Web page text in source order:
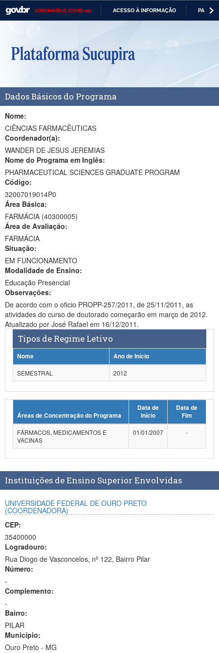
CORONAVÍRUS (COVID-19) ACESSO À INFORMAÇÃO
Casa Civil
Ministério da Defesa
Ministério da Economia
Ministério da Infraestrutura
Ministério da Educação
Ministério da Cidadania
Ministério da Saúde
Ministério de Minas e Energia
Ministério da Ciência, Tecnologia, Inovações e Comunicações
Ministério do Meio Ambiente
Ministério do Turismo
Ministério do Desenvolvimento Regional
Ministério da Mulher, da Família e dos Direitos Humanos
Secretaria-Geral
Planalto
Dados Básicos do Programa
Nome:
CIÊNCIAS FARMACÊUTICAS
Coordenador(a):
WANDER DE JESUS JEREMIAS
Nome do Programa em Inglês:
PHARMACEUTICAL SCIENCES GRADUATE PROGRAM
Código:
32007019014P0
Área Básica:
FARMÁCIA (40300005)
Área de Avaliação:
FARMÁCIA
Situação:
EM FUNCIONAMENTO
Modalidade de Ensino:
Educação Presencial
Observações:
De acordo com o oficio PROPP-257/2011, de 25/11/2011, as
atividades do curso de doutorado começarão em março de 2012.
Atualizado por José Rafael em 16/12/2011.
Tipos de Regime Letivo
Nome
Ano de Início
SEMESTRAL
2012
Áreas de Concentração do Programa
Data de
Início
Data de
Fim
FÁRMACOS, MEDICAMENTOS E
VACINAS
01/01/2007 -
Instituições de Ensino Superior Envolvidas
UNIVERSIDADE FEDERAL DE OURO PRETO
(COORDENADORA)
CEP:
35400000
Logradouro:
Rua Diogo de Vasconcelos, nº 122, Bairro Pilar
Número:
-
Complemento:
-
Bairro:
PILAR
Município:
Ouro Preto - MG